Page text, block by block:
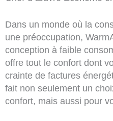
Dans un monde où la
une préoccupation,
conception à faible
offre tout le confort dont
crainte de factures
fait non seulement un
confort, mais aussi pour